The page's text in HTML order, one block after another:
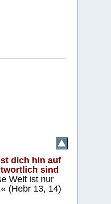
dich hin auf
sind
Welt ist nur
(Hebr 13, 14)